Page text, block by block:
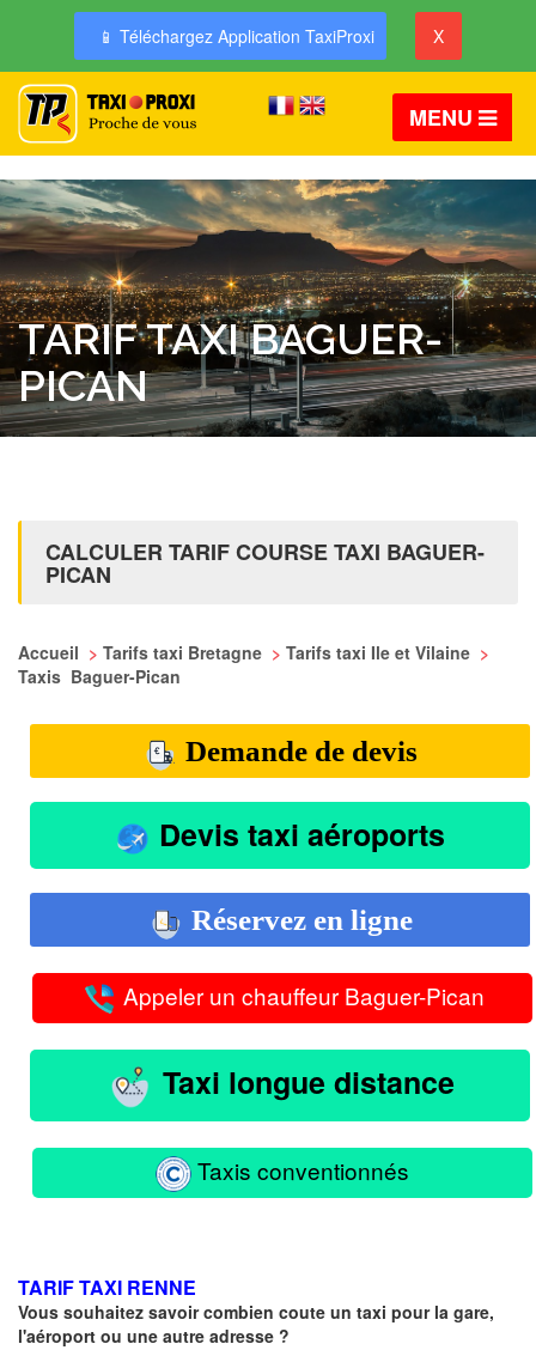
📱 Téléchargez Application TaxiProxi X
MENU
TARIF TAXI BAGUER-
PICAN
CALCULER TARIF COURSE TAXI BAGUER-
PICAN
Accueil > Tarifs taxi Bretagne > Tarifs taxi Ile et Vilaine >
Taxis Baguer-Pican
Demande de devis
Devis taxi aéroports
Réservez en ligne
Appeler un chauffeur Baguer-Pican
Taxi longue distance
Taxis conventionnés
TARIF TAXI RENNE
Vous souhaitez savoir combien coute un taxi pour la gare,
l'aéroport ou une autre adresse ?